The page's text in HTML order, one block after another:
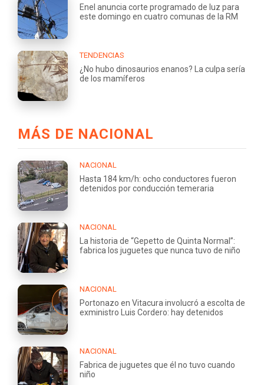
Enel anuncia corte programado de luz para
este domingo en cuatro comunas de la RM
TENDENCIAS
¿No hubo dinosaurios enanos? La culpa sería
de los mamíferos
MÁS DE NACIONAL
NACIONAL
Hasta 184 km/h: ocho conductores fueron
detenidos por conducción temeraria
NACIONAL
La historia de “Gepetto de Quinta Normal”:
fabrica los juguetes que nunca tuvo de niño
NACIONAL
Portonazo en Vitacura involucró a escolta de
exministro Luis Cordero: hay detenidos
NACIONAL
Fabrica de juguetes que él no tuvo cuando
niño